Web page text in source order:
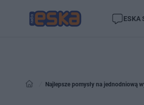
ESKA
Najlepsze pomysły na jednodniową